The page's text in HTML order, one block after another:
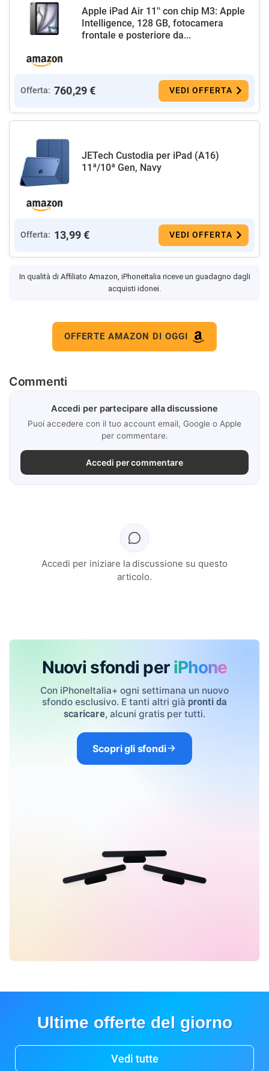
Apple iPad Air 11'' con chip M3: Apple
Intelligence, 128 GB, fotocamera
frontale e posteriore da...
Offerta: 760,29 € VEDI OFFERTA
JETech Custodia per iPad (A16)
11ª/10ª Gen, Navy
Offerta: 13,99 € VEDI OFFERTA
In qualità di Affiliato Amazon, iPhoneItalia riceve un guadagno dagli
acquisti idonei.
OFFERTE AMAZON DI OGGI
Commenti
Accedi per partecipare alla discussione
Puoi accedere con il tuo account email, Google o Apple
per commentare.
Accedi per commentare
Accedi per iniziare la discussione su questo
articolo.
Nuovi sfondi per iPhone
Con iPhoneItalia+ ogni settimana un nuovo
sfondo esclusivo. E tanti altri già pronti da
scaricare, alcuni gratis per tutti.
Scopri gli sfondi
Ultime offerte del giorno
Vedi tutte